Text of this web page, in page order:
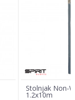
Stolnjak Non-
1.2x10m